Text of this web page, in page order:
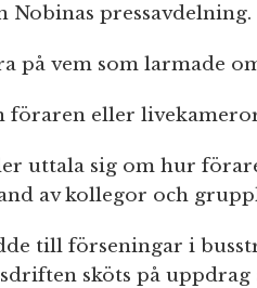
Nobinas pressavdelning.
på vem som larmade
föraren eller
uttala sig om hur
av kollegor och
till förseningar i
sköts på